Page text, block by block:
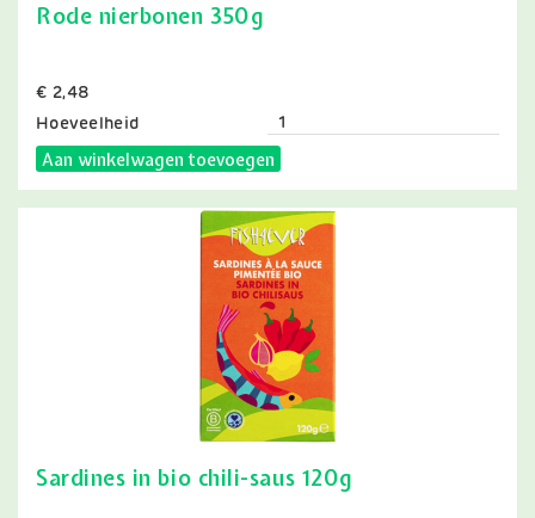
Rode nierbonen 350g
Prijs
€ 2,48
Hoeveelheid
Aan winkelwagen toevoegen
Sardines in bio chili-saus 120g